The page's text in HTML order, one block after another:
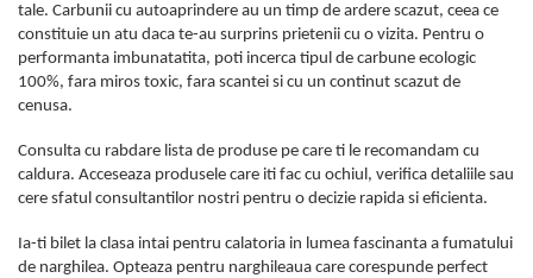
tale. Carbunii cu autoaprindere au un timp de ardere scazut, ceea ce
constituie un atu daca te-au surprins prietenii cu o vizita. Pentru o
performanta imbunatatita, poti incerca tipul de carbune ecologic
100%, fara miros toxic, fara scantei si cu un continut scazut de
cenusa.
Consulta cu rabdare lista de produse pe care ti le recomandam cu
caldura. Acceseaza produsele care iti fac cu ochiul, verifica detaliile sau
cere sfatul consultantilor nostri pentru o decizie rapida si eficienta.
Ia-ti bilet la clasa intai pentru calatoria in lumea fascinanta a fumatului
de narghilea. Opteaza pentru narghileaua care corespunde perfect